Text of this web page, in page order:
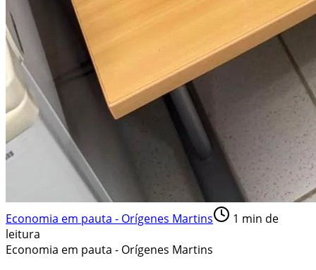
Economia em pauta - Orígenes Martins 1 min de
leitura
Economia em pauta - Orígenes Martins